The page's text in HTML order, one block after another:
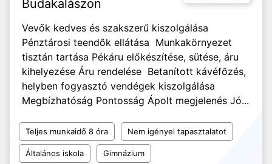
Budakalászon
Vevők kedves és szakszerű kiszolgálása
Pénztárosi teendők ellátása Munkakörnyezet
tisztán tartása Pékáru előkészítése, sütése, áru
kihelyezése Áru rendelése Betanított kávéfőzés,
helyben fogyasztó vendégek kiszolgálása
Megbízhatóság Pontosság Ápolt megjelenés Jó...
Teljes munkaidő 8 óra Nem igényel tapasztalatot
Általános iskola Gimnázium